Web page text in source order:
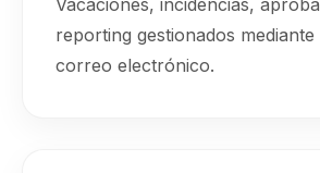
reporting gestionados
correo electrónico.